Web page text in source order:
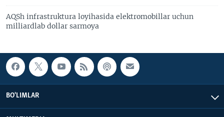
AQSh infrastruktura loyihasida elektromobillar uchun
milliardlab dollar sarmoya
BO'LIMLAR